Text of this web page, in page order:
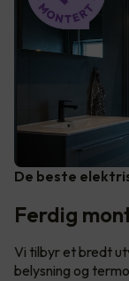
De beste
Ferdig
Vi tilbyr et bredt
belysning og